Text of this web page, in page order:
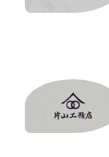
制作実績
Works